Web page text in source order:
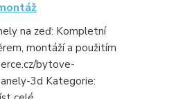
na zeď: Kompletní
montáží a použitím
bytove-
3d Kategorie: